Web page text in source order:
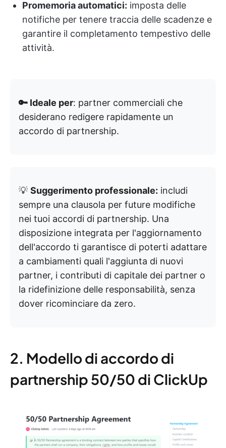
Promemoria automatici: imposta delle
notifiche per tenere traccia delle scadenze e
garantire il completamento tempestivo delle
attività.
🔑 Ideale per: partner commerciali che
desiderano redigere rapidamente un
accordo di partnership.
💡 Suggerimento professionale: includi
sempre una clausola per future modifiche
nei tuoi accordi di partnership. Una
disposizione integrata per l'aggiornamento
dell'accordo ti garantisce di poterti adattare
a cambiamenti quali l'aggiunta di nuovi
partner, i contributi di capitale dei partner o
la ridefinizione delle responsabilità, senza
dover ricominciare da zero.
2. Modello di accordo di
partnership 50/50 di ClickUp